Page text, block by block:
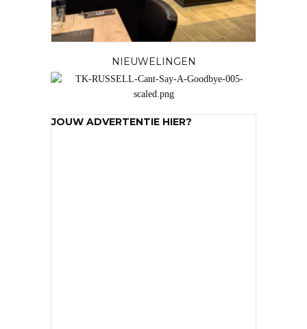
NIEUWELINGEN
JOUW ADVERTENTIE HIER?